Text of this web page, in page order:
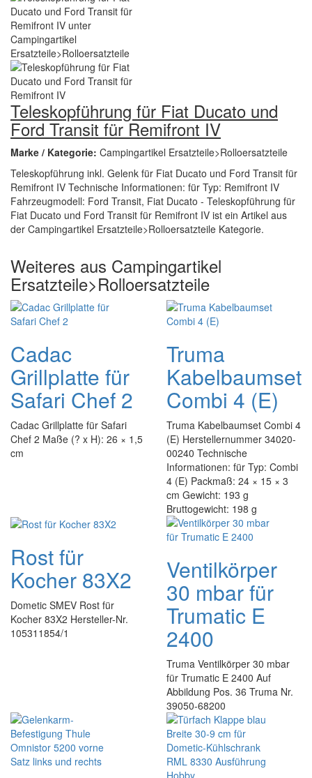
Teleskopführung für Fiat Ducato und
Ford Transit für Remifront IV
Marke / Kategorie: Campingartikel Ersatzteile>Rolloersatzteile
Teleskopführung inkl. Gelenk für Fiat Ducato und Ford Transit für
Remifront IV Technische Informationen: für Typ: Remifront IV
Fahrzeugmodell: Ford Transit, Fiat Ducato - Teleskopführung für
Fiat Ducato und Ford Transit für Remifront IV ist ein Artikel aus
der Campingartikel Ersatzteile>Rolloersatzteile Kategorie.
Weiteres aus Campingartikel
Ersatzteile>Rolloersatzteile
Cadac
Grillplatte für
Safari Chef 2
Cadac Grillplatte für Safari
Chef 2 Maße (? x H): 26 × 1,5
cm
Truma
Kabelbaumset
Combi 4 (E)
Truma Kabelbaumset Combi 4
(E) Herstellernummer 34020-
00240 Technische
Informationen: für Typ: Combi
4 (E) Packmaß: 24 × 15 × 3
cm Gewicht: 193 g
Bruttogewicht: 198 g
Rost für
Kocher 83X2
Dometic SMEV Rost für
Kocher 83X2 Hersteller-Nr.
105311854/1
Ventilkörper
30 mbar für
Trumatic E
2400
Truma Ventilkörper 30 mbar
für Trumatic E 2400 Auf
Abbildung Pos. 36 Truma Nr.
39050-68200